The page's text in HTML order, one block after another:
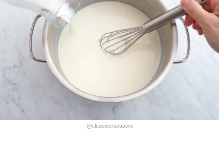
@elcocinerocasero